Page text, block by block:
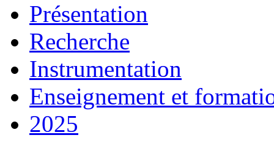
Présentation
Recherche
Instrumentation
Enseignement et
2025